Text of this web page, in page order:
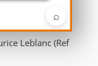
⌕
Leblanc (Ref